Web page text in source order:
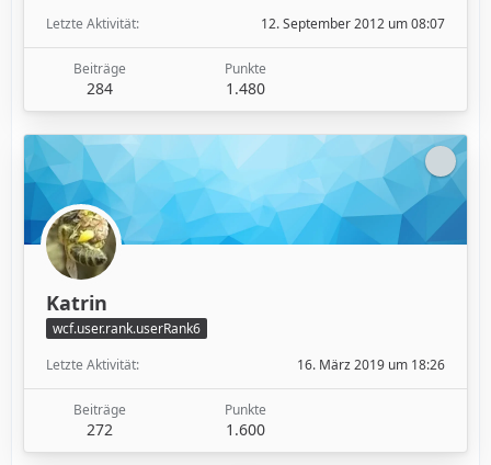
Letzte Aktivität 12. September 2012 um 08:07
Beiträge
284
Punkte
1.480
Katrin
wcf.user.rank.userRank6
Letzte Aktivität
16. März 2019 um 18:26
Beiträge
272
Punkte
1.600